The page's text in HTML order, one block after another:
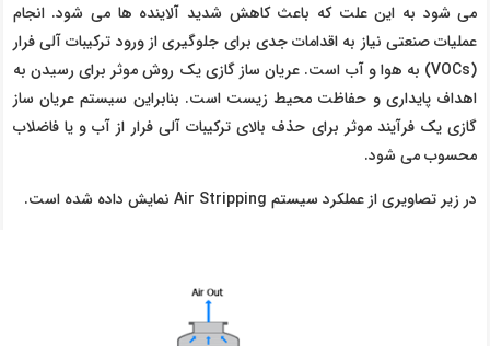
می شود به این علت که باعث کاهش شدید آلاینده ها می شود. انجام
عملیات صنعتی نیاز به اقدامات جدی برای جلوگیری از ورود ترکیبات آلی فرار
(VOCs) به هوا و آب است. عریان ساز گازی یک روش موثر برای رسیدن به
اهداف پایداری و حفاظت محیط زیست است. بنابراین سیستم عریان ساز
گازی یک فرآیند موثر برای حذف بالای ترکیبات آلی فرار از آب و یا فاضلاب
محسوب می شود.
در زیر تصاویری از عملکرد سیستم Air Stripping نمایش داده شده است.